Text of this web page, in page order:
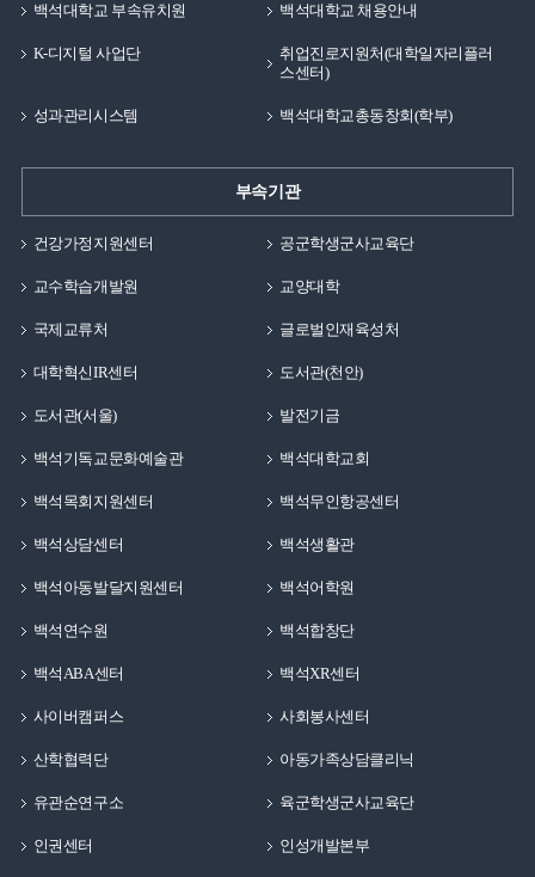
백석대학교 부속유치원 백석대학교 채용안내
K-디지털 사업단
취업진로지원처(대학일자리플러
스센터)
성과관리시스템 백석대학교총동창회(학부)
부속기관
건강가정지원센터 공군학생군사교육단
교수학습개발원 교양대학
국제교류처 글로벌인재육성처
대학혁신IR센터 도서관(천안)
도서관(서울) 발전기금
백석기독교문화예술관 백석대학교회
백석목회지원센터 백석무인항공센터
백석상담센터 백석생활관
백석아동발달지원센터 백석어학원
백석연수원 백석합창단
백석ABA센터 백석XR센터
사이버캠퍼스 사회봉사센터
산학협력단 아동가족상담클리닉
유관순연구소 육군학생군사교육단
인권센터 인성개발본부